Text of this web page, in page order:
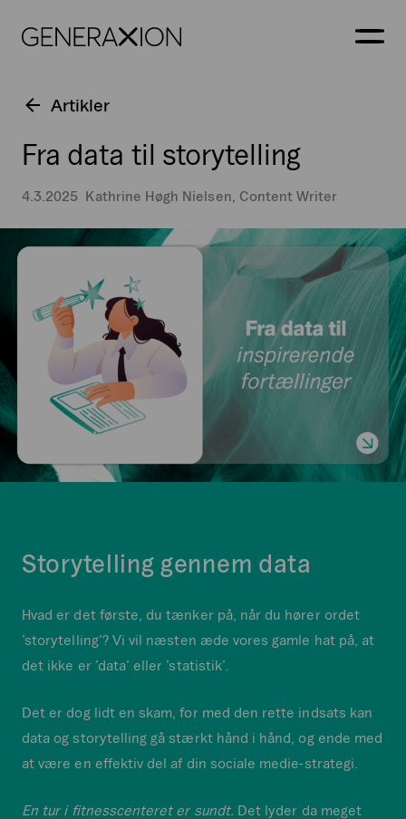
Generaxion
Artikler
Fra data til storytelling
4.3.2025 Kathrine Høgh Nielsen, Content Writer
Storytelling gennem data
Hvad er det første, du tænker på, når du hører ordet
’storytelling’? Vi vil næsten æde vores gamle hat på, at
det ikke er ’data’ eller ’statistik’.
Det er dog lidt en skam, for med den rette indsats kan
data og storytelling gå stærkt hånd i hånd, og ende med
at være en effektiv del af din sociale medie-strategi.
En tur i fitnesscenteret er sundt. Det lyder da meget